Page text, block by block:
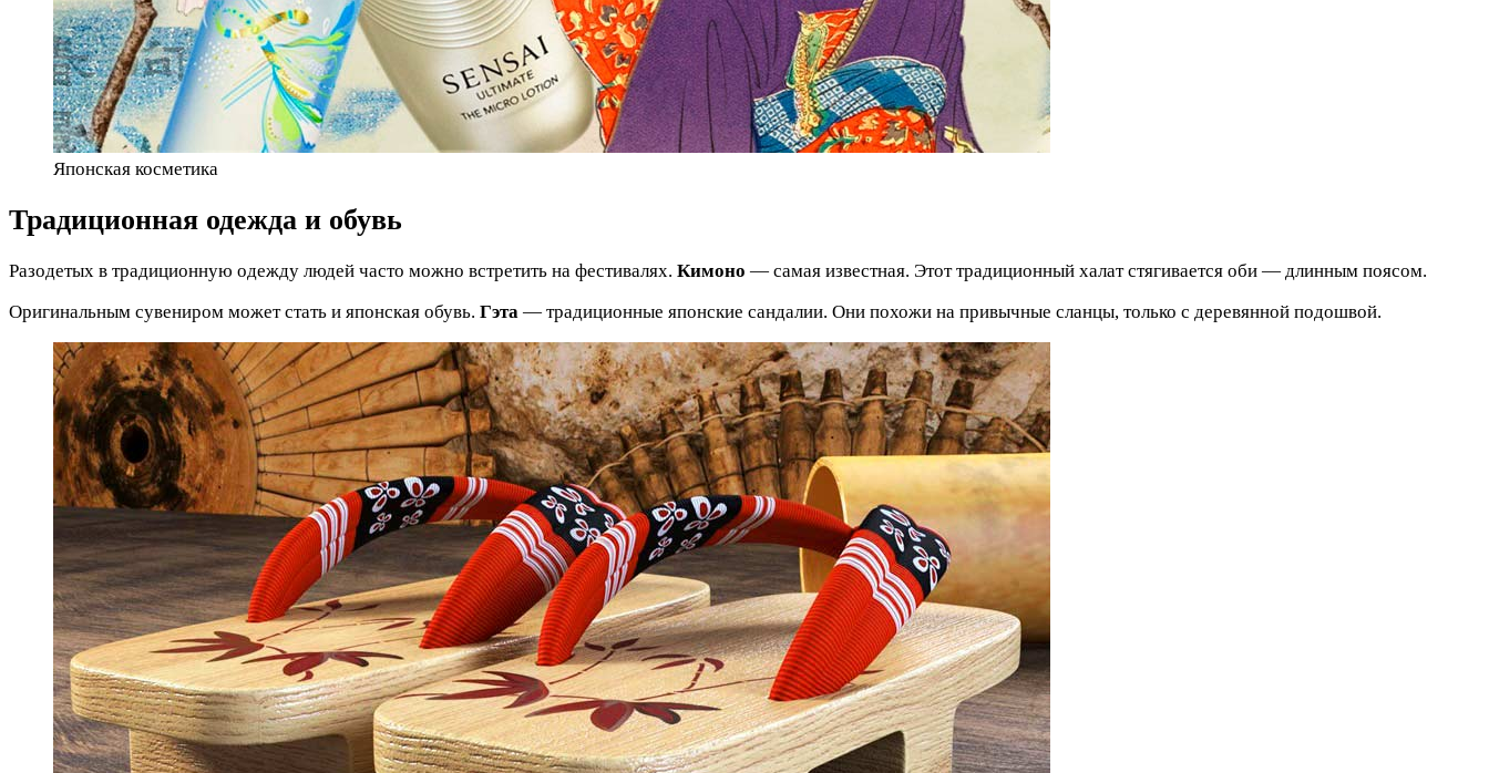
Японская косметика
Традиционная одежда и обувь
Разодетых в традиционную одежду людей часто можно встретить на фестивалях. Кимоно — самая известная. Этот традиционный халат стягивается оби — длинным поясом.
Оригинальным сувениром может стать и японская обувь. Гэта — традиционные японские сандалии. Они похожи на привычные сланцы, только с деревянной подошвой.